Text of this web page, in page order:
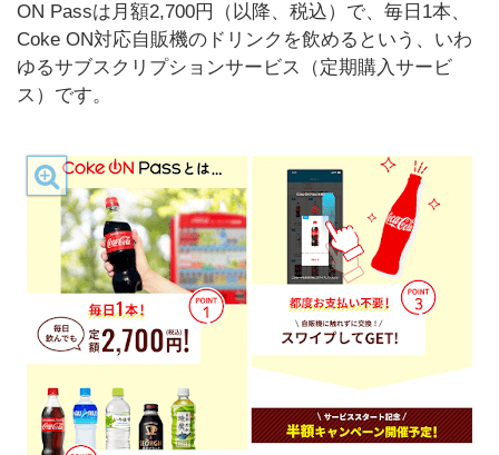
ON Passは月額2,700円（以降、税込）で、毎日1本、
Coke ON対応自販機のドリンクを飲めるという、いわ
ゆるサブスクリプションサービス（定期購入サービ
ス）です。